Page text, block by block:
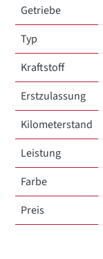
Getriebe
Typ
Kraftstoff
Erstzulassung
Kilometerstand
Leistung
Farbe
Preis